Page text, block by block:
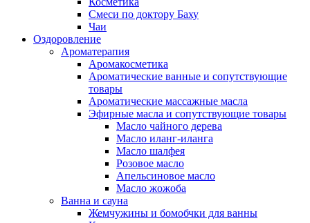
Смеси по доктору Баху
Чаи
Оздоровление
Ароматерапия
Аромакосметика
Ароматические ванные и сопутствующие
товары
Ароматические массажные масла
Эфирные масла и сопутствующие товары
Масло чайного дерева
Масло иланг-иланга
Масло шалфея
Розовое масло
Апельсиновое масло
Масло жожоба
Ванна и сауна
Жемчужины и бомобчки для ванны